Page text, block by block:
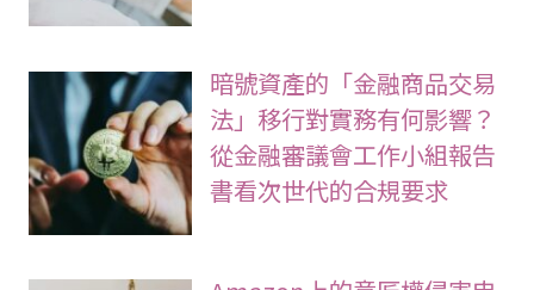
暗號資產的「金融商品交易
法」移行對實務有何影響？
從金融審議會工作小組報告
書看次世代的合規要求